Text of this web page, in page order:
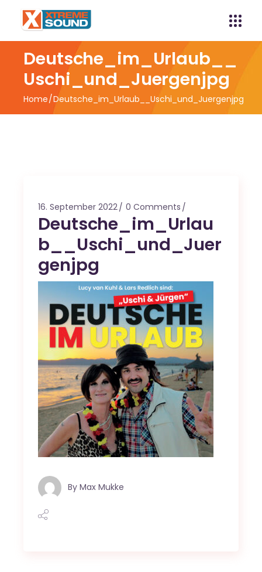
Deutsche_im_Urlaub__
Uschi_und_Juergenjpg
Home Deutsche_im_Urlaub__Uschi_und_Juergenjpg
16. September 2022 0 Comments
Deutsche_im_Urlau
b__Uschi_und_Juer
genjpg
By Max Mukke